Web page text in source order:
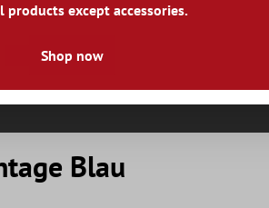
|GR|RO |NO|HU|BG|HR|
Terrassenplatten
Blau
products except accessories.
Shop now